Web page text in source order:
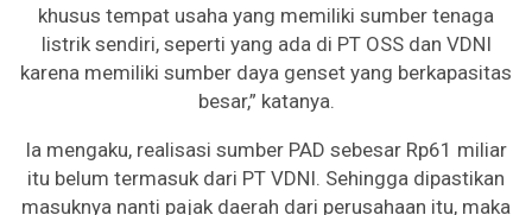
khusus tempat usaha yang memiliki sumber tenaga
listrik sendiri, seperti yang ada di PT OSS dan VDNI
karena memiliki sumber daya genset yang berkapasitas
besar,” katanya.
Ia mengaku, realisasi sumber PAD sebesar Rp61 miliar
itu belum termasuk dari PT VDNI. Sehingga dipastikan
masuknya nanti pajak daerah dari perusahaan itu, maka